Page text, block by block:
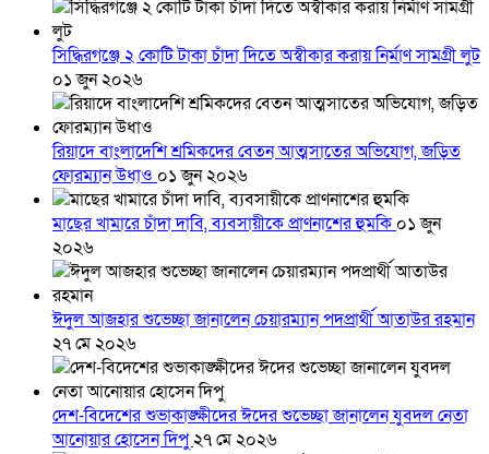
সিদ্ধিরগঞ্জে ২ কোটি টাকা চাঁদা দিতে অস্বীকার করায় নির্মাণ সামগ্রী লুট
০১ জুন ২০২৬
রিয়াদে বাংলাদেশি শ্রমিকদের বেতন আত্মসাতের অভিযোগ, জড়িত
ফোরম্যান উধাও ০১ জুন ২০২৬
মাছের খামারে চাঁদা দাবি, ব্যবসায়ীকে প্রাণনাশের হুমকি ০১ জুন
২০২৬
ঈদুল আজহার শুভেচ্ছা জানালেন চেয়ারম্যান পদপ্রার্থী আতাউর রহমান
২৭ মে ২০২৬
দেশ-বিদেশের শুভাকাঙ্ক্ষীদের ঈদের শুভেচ্ছা জানালেন যুবদল নেতা
আনোয়ার হোসেন দিপু২৭ মে ২০২৬